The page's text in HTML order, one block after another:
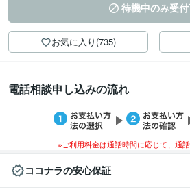
待機中のみ受
お気に入り(735)
電話相談申し込みの流れ
※ご利用料金は通話時間に応じて、通
ココナラの安心保証